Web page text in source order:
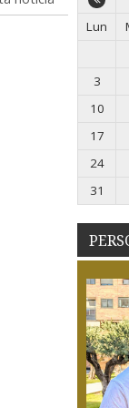
Lun
3
10
17
24
31